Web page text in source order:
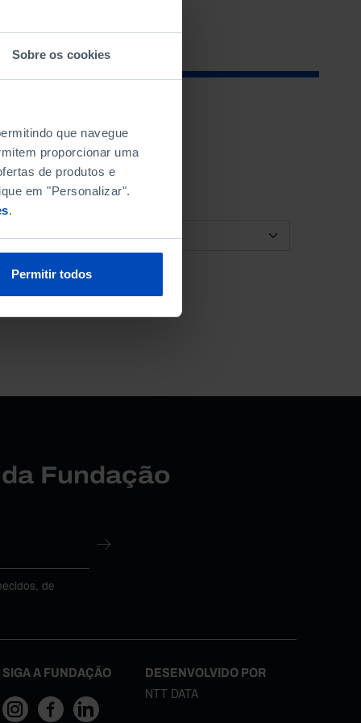
Sobre os cookies
que navegue
proporcionar uma
de produtos e
em "Personalizar".
.
Permitir todos
ORDENAR POR
Fundação
de
SIGA A FUNDAÇÃO DESENVOLVIDO POR
NTT DATA